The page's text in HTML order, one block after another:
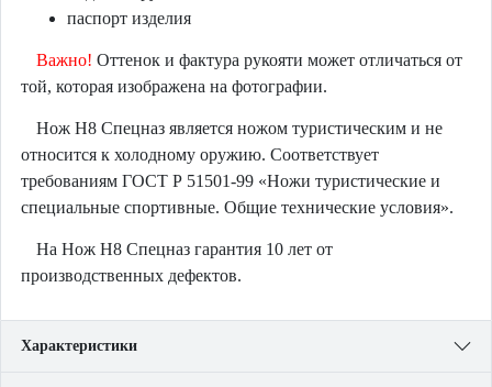
паспорт изделия
Важно! Оттенок и фактура рукояти может отличаться от
той, которая изображена на фотографии.
Нож Н8 Спецназ является ножом туристическим и не
относится к холодному оружию. Соответствует
требованиям ГОСТ Р 51501-99 «Ножи туристические и
специальные спортивные. Общие технические условия».
На Нож Н8 Спецназ гарантия 10 лет от
производственных дефектов.
Характеристики